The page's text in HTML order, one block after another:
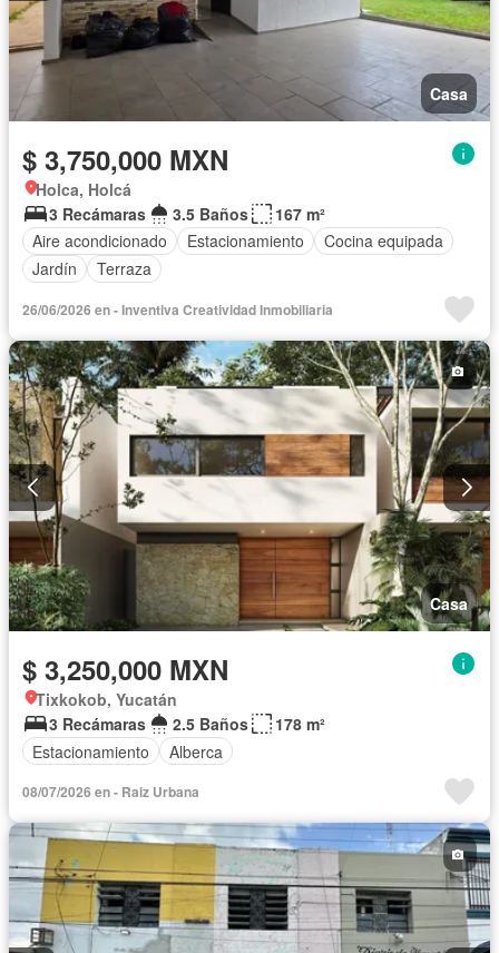
Casa
$ 3,750,000 MXN
Holca, Holcá
3 Recámaras
3.5 Baños
167 m²
Aire acondicionado
Estacionamiento
Cocina equipada
Jardín
Terraza
26/06/2026 en - Inventiva Creatividad Inmobiliaria
Casa
$ 3,250,000 MXN
Tixkokob, Yucatán
3 Recámaras
2.5 Baños
178 m²
Estacionamiento
Alberca
08/07/2026 en - Raiz Urbana